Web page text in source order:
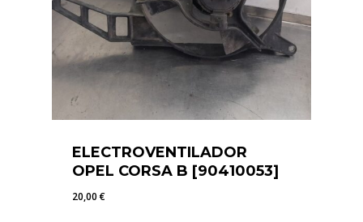
ELECTROVENTILADOR
OPEL CORSA B [90410053]
20,00€